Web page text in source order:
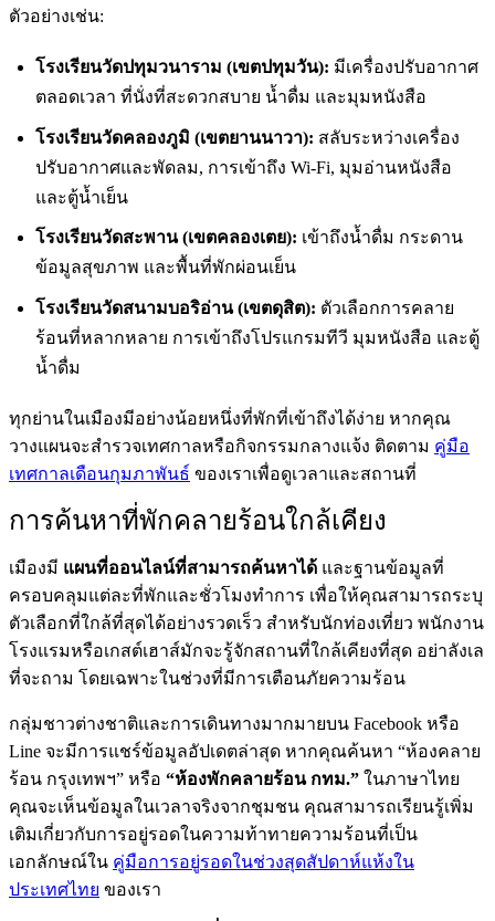
ตัวอย่างเช่น:
โรงเรียนวัดปทุมวนาราม (เขตปทุมวัน): มีเครื่องปรับอากาศ
ตลอดเวลา ที่นั่งที่สะดวกสบาย น้ำดื่ม และมุมหนังสือ
โรงเรียนวัดคลองภูมิ (เขตยานนาวา): สลับระหว่างเครื่อง
ปรับอากาศและพัดลม, การเข้าถึง Wi-Fi, มุมอ่านหนังสือ
และตู้น้ำเย็น
โรงเรียนวัดสะพาน (เขตคลองเตย): เข้าถึงน้ำดื่ม กระดาน
ข้อมูลสุขภาพ และพื้นที่พักผ่อนเย็น
โรงเรียนวัดสนามบอริอ่าน (เขตดุสิต): ตัวเลือกการคลาย
ร้อนที่หลากหลาย การเข้าถึงโปรแกรมทีวี มุมหนังสือ และตู้
น้ำดื่ม
ทุกย่านในเมืองมีอย่างน้อยหนึ่งที่พักที่เข้าถึงได้ง่าย หากคุณ
วางแผนจะสำรวจเทศกาลหรือกิจกรรมกลางแจ้ง ติดตาม คู่มือ
เทศกาลเดือนกุมภาพันธ์ ของเราเพื่อดูเวลาและสถานที่
การค้นหาที่พักคลายร้อนใกล้เคียง
เมืองมี แผนที่ออนไลน์ที่สามารถค้นหาได้ และฐานข้อมูลที่
ครอบคลุมแต่ละที่พักและชั่วโมงทำการ เพื่อให้คุณสามารถระบุ
ตัวเลือกที่ใกล้ที่สุดได้อย่างรวดเร็ว สำหรับนักท่องเที่ยว พนักงาน
โรงแรมหรือเกสต์เฮาส์มักจะรู้จักสถานที่ใกล้เคียงที่สุด อย่าลังเล
ที่จะถาม โดยเฉพาะในช่วงที่มีการเตือนภัยความร้อน
กลุ่มชาวต่างชาติและการเดินทางมากมายบน Facebook หรือ
Line จะมีการแชร์ข้อมูลอัปเดตล่าสุด หากคุณค้นหา “ห้องคลาย
ร้อน กรุงเทพฯ” หรือ “ห้องพักคลายร้อน กทม.” ในภาษาไทย
คุณจะเห็นข้อมูลในเวลาจริงจากชุมชน คุณสามารถเรียนรู้เพิ่ม
เติมเกี่ยวกับการอยู่รอดในความท้าทายความร้อนที่เป็น
เอกลักษณ์ใน คู่มือการอยู่รอดในช่วงสุดสัปดาห์แห้งใน
ประเทศไทย ของเรา